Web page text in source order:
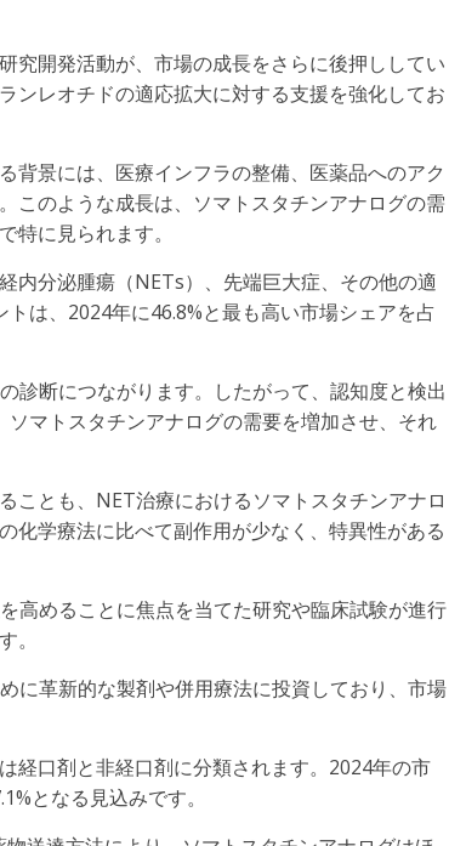
究開発活動が、市場の成長をさらに後押ししてい
ンレオチドの適応拡大に対する支援を強化してお
背景には、医療インフラの整備、医薬品へのアク
このような成長は、ソマトスタチンアナログの需
特に見られます。
内分泌腫瘍（NETs）、先端巨大症、その他の適
は、2024年に46.8%と最も高い市場シェアを占
診断につながります。したがって、認知度と検出
マトスタチンアナログの需要を増加させ、それ
ことも、NET治療におけるソマトスタチンアナロ
化学療法に比べて副作用が少なく、特異性がある
高めることに焦点を当てた研究や臨床試験が進行
。
に革新的な製剤や併用療法に投資しており、市場
経口剤と非経口剤に分類されます。2024年の市
となる見込みです。